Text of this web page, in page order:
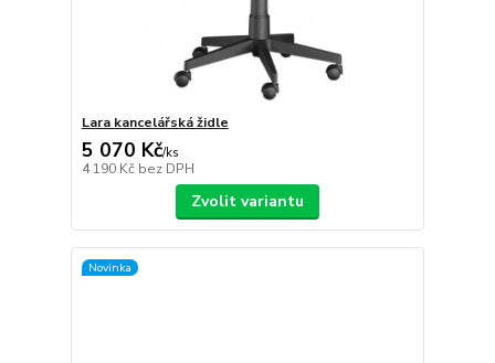
Lara kancelářská židle
5 070 Kč/ks
4 190 Kč bez DPH
Zvolit variantu
Novinka